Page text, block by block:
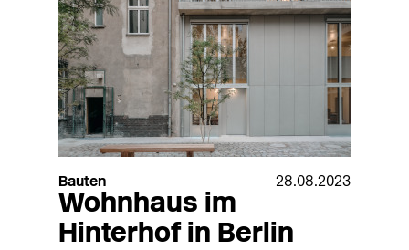
Bauten 28.08.2023
Wohnhaus im
Hinterhof in Berlin